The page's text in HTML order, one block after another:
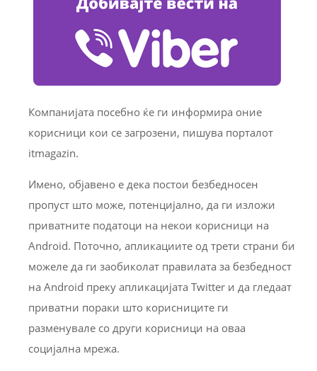
Компанијата посебно ќе ги информира оние
корисници кои се загрозени, пишува порталот
itmagazin.
Имено, објавено е дека постои безбедносен
пропуст што може, потенцијално, да ги изложи
приватните податоци на некои корисници на
Android. Поточно, апликациите од трети страни би
можеле да ги заобиколат правилата за безбедност
на Android преку апликацијата Тwitter и да гледаат
приватни пораки што корисниците ги
разменувале со други корисници на оваа
социјална мрежа.